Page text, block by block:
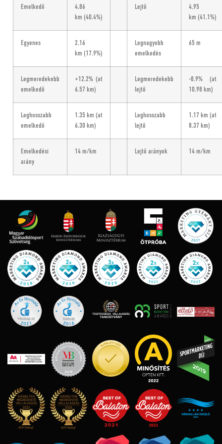
Emelkedő
4.86
km (40.4%)
Lejtő
4.95
km (41.1%)
Egyenes
2.16
km (17.9%)
Legnagyobb
emelkedés
65 m
Legmeredekebb
emelkedő
+12.2% (at
6.57 km)
Legmeredekebb
lejtő
-8.9% (at
10.98 km)
Leghosszabb
emelkedő
1.35 km (at
6.30 km)
Leghosszabb
lejtő
1.17 km (at
8.37 km)
Emelkedési
arány
14 m/km Lejtő arányok 14 m/km